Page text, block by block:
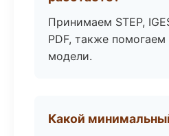
Принимаем STEP,
PDF, также помогаем
модели.
Какой